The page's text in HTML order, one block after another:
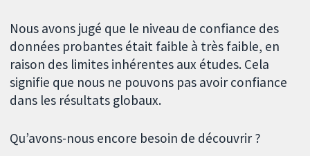
Nous avons jugé que le niveau de confiance des
données probantes était faible à très faible, en
raison des limites inhérentes aux études. Cela
signifie que nous ne pouvons pas avoir confiance
dans les résultats globaux.
Qu’avons-nous encore besoin de découvrir ?